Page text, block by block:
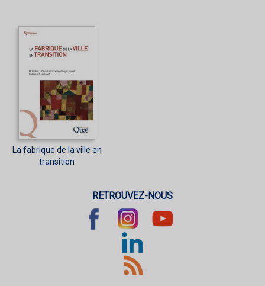
La fabrique de la ville en
transition
RETROUVEZ-NOUS